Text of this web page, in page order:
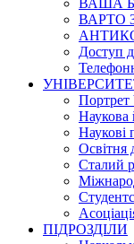
ВАРТО
Доступ
Наукова
Наукові
Освітня
Сталий
ПІДРОЗДІЛИ